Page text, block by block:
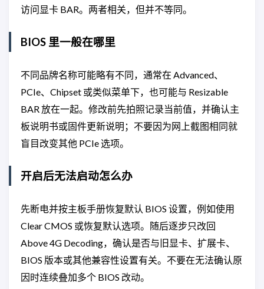
访问显卡 BAR。两者相关，但并不等同。
BIOS 里一般在哪里
不同品牌名称可能略有不同，通常在 Advanced、
PCIe、Chipset 或类似菜单下，也可能与 Resizable
BAR 放在一起。修改前先拍照记录当前值，并确认主
板说明书或固件更新说明；不要因为网上截图相同就
盲目改变其他 PCIe 选项。
开启后无法启动怎么办
先断电并按主板手册恢复默认 BIOS 设置，例如使用
Clear CMOS 或恢复默认选项。随后逐步只改回
Above 4G Decoding，确认是否与旧显卡、扩展卡、
BIOS 版本或其他兼容性设置有关。不要在无法确认原
因时连续叠加多个 BIOS 改动。